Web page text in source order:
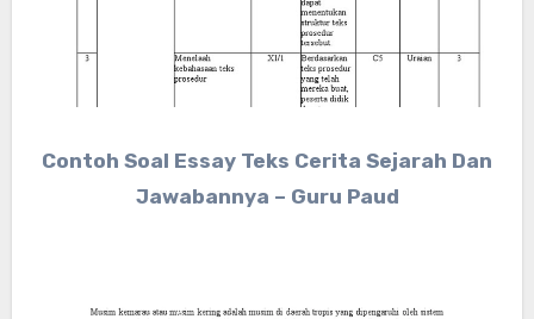
Contoh Soal Essay Teks Cerita Sejarah Dan
Jawabannya – Guru Paud